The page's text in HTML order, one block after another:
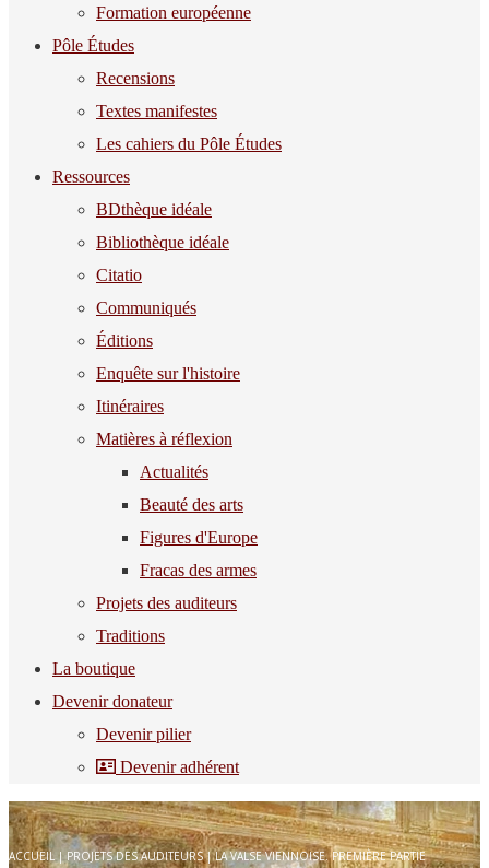
Formation européenne
Pôle Études
Recensions
Textes manifestes
Les cahiers du Pôle Études
Ressources
BDthèque idéale
Bibliothèque idéale
Citatio
Communiqués
Éditions
Enquête sur l'histoire
Itinéraires
Matières à réflexion
Actualités
Beauté des arts
Figures d'Europe
Fracas des armes
Projets des auditeurs
Traditions
La boutique
Devenir donateur
Devenir pilier
Devenir adhérent
ACCUEIL | PROJETS DES AUDITEURS|LA VALSE VIENNOISE. PREMIÈRE PARTIE